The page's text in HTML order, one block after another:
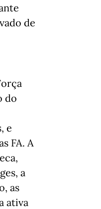
de
do
e
FA. A
a
as
ativa